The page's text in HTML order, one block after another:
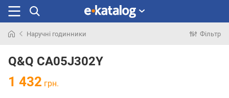
раніше
Наручні годинники Фільтр
Q&Q CA05J302Y
1 432 грн.